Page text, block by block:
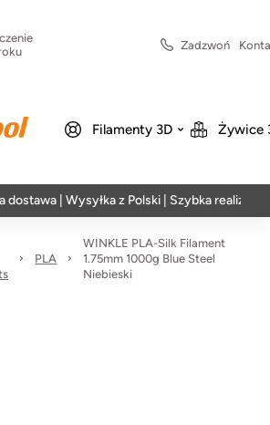
Zadzwoń
Filamenty 3D Żywice
| Wysyłka z Polski | Szybka realizacja w 24h
PLA
WINKLE PLA-Silk Filament
1.75mm 1000g Blue Steel
Niebieski